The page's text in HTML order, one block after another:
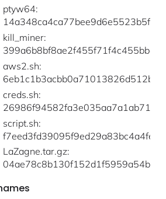
ptyw64:
kill_miner:
aws2.sh:
creds.sh:
script.sh:
LaZagne.tar.gz: